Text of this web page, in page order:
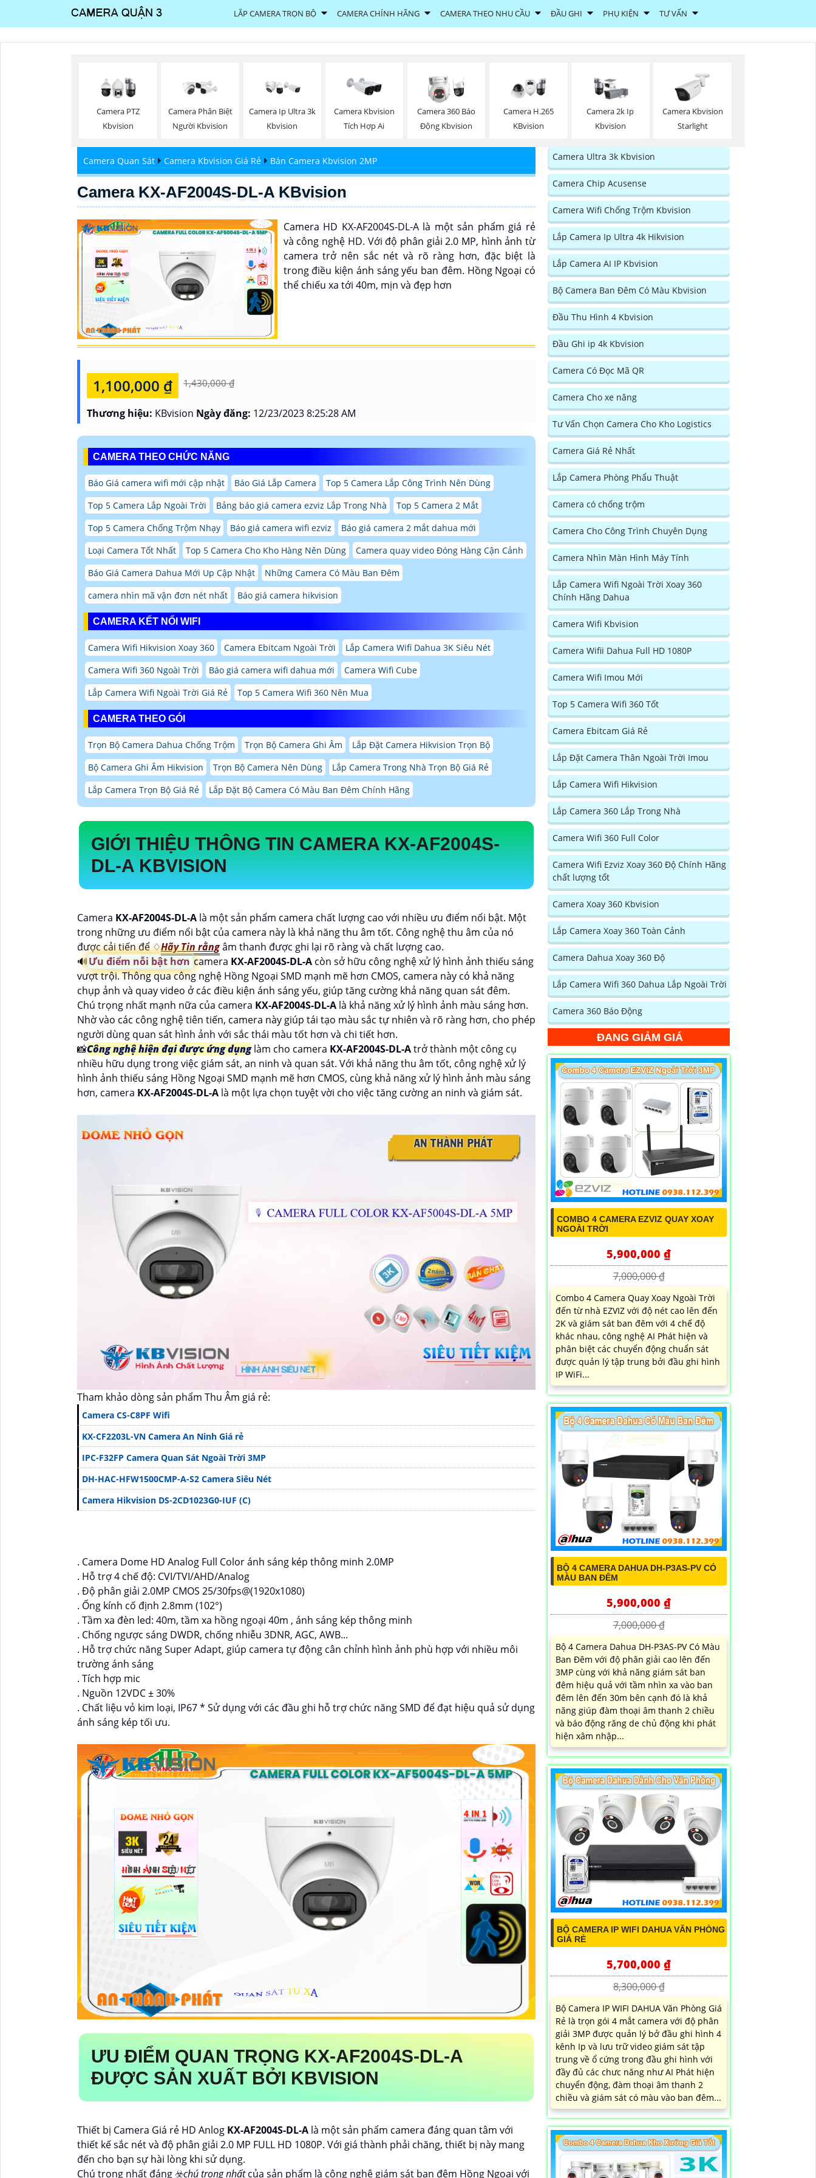
LẮP CAMERA TRỌN BỘ CAMERA CHÍNH HÃNG CAMERA THEO NHU CẦU ĐẦU GHI PHỤ KIỆN TƯ VẤN
Camera PTZ
Kbvision
Camera Phân Biệt
Người Kbvision
Camera Ip Ultra 3k
Kbvision
Camera Kbvision
Tích Hợp Ai
Camera 360 Báo
Động Kbvision
Camera H.265
KBvision
Camera 2k Ip
Kbvision
Camera Kbvision
Starlight
Camera Quan Sát Camera Kbvision Giá Rẻ Bán Camera Kbvision 2MP
Camera KX-AF2004S-DL-A KBvision
Camera HD KX-AF2004S-DL-A là một sản phẩm giá rẻ
và công nghệ HD. Với độ phân giải 2.0 MP, hình ảnh từ
camera trở nên sắc nét và rõ ràng hơn, đặc biệt là
trong điều kiện ánh sáng yếu ban đêm. Hồng Ngoại có
thể chiếu xa tới 40m, mịn và đẹp hơn
1,100,000 ₫ 1,430,000 ₫
Thương hiệu: KBvision Ngày đăng: 12/23/2023 8:25:28 AM
CAMERA THEO CHỨC NĂNG
Báo Giá camera wifi mới cập nhật Báo Giá Lắp Camera
Top 5 Camera Lắp Công Trình Nên Dùng
Top 5 Camera Lắp Ngoài Trời
Bảng báo giá camera ezviz Lắp Trong Nhà
Top 5 Camera 2 Mắt
Top 5 Camera Chống Trộm Nhạy
Báo giá camera wifi ezviz
Báo giá camera 2 mắt dahua mới
Loại Camera Tốt Nhất
Top 5 Camera Cho Kho Hàng Nên Dùng
Camera quay video Đóng Hàng Cận Cảnh
Báo Giá Camera Dahua Mới Up Cập Nhật
Những Camera Có Màu Ban Đêm
camera nhìn mã vận đơn nét nhất
Báo giá camera hikvision
CAMERA KẾT NỐI WIFI
Camera Wifi Hikvision Xoay 360 Camera Ebitcam Ngoài Trời
Lắp Camera Wifi Dahua 3K Siêu Nét
Camera Wifi 360 Ngoài Trời
Báo giá camera wifi dahua mới
Camera Wifi Cube
Lắp Camera Wifi Ngoài Trời Giá Rẻ
Top 5 Camera Wifi 360 Nên Mua
CAMERA THEO GÓI
Trọn Bộ Camera Dahua Chống Trộm Trọn Bộ Camera Ghi Âm
Lắp Đặt Camera Hikvision Trọn Bộ
Bộ Camera Ghi Âm Hikvision
Trọn Bộ Camera Nên Dùng
Lắp Camera Trong Nhà Trọn Bộ Giá Rẻ
Lắp Camera Trọn Bộ Giá Rẻ
Lắp Đặt Bộ Camera Có Màu Ban Đêm Chính Hãng
GIỚI THIỆU THÔNG TIN CAMERAKX-AF2004S-
DL-AKBVISION
Camera KX-AF2004S-DL-A là một sản phẩm camera chất lượng cao với nhiều ưu điểm nổi bật. Một
trong những ưu điểm nổi bật của camera này là khả năng thu âm tốt. Công nghệ thu âm của nó
được cải tiến để ♢Hãy Tin rằngâm thanh được ghi lại rõ ràng và chất lượng cao.
🔊Ưu điểm nỗi bật hơn camera KX-AF2004S-DL-A còn sở hữu công nghệ xử lý hình ảnh thiếu sáng
vượt trội. Thông qua công nghệ Hồng Ngoại SMD mạnh mẽ hơn CMOS, camera này có khả năng
chụp ảnh và quay video ở các điều kiện ánh sáng yếu, giúp tăng cường khả năng quan sát đêm.
Chú trọng nhất mạnh nữa của camera KX-AF2004S-DL-A là khả năng xử lý hình ảnh màu sáng hơn.
Nhờ vào các công nghệ tiên tiến, camera này giúp tái tạo màu sắc tự nhiên và rõ ràng hơn, cho phép
người dùng quan sát hình ảnh với sắc thái màu tốt hơn và chi tiết hơn.
📸Công nghệ hiện đại được ứng dụnglàm cho camera KX-AF2004S-DL-Atrở thành một công cụ
nhiều hữu dụng trong việc giám sát, an ninh và quan sát. Với khả năng thu âm tốt, công nghệ xử lý
hình ảnh thiếu sáng Hồng Ngoại SMD mạnh mẽ hơn CMOS, cùng khả năng xử lý hình ảnh màu sáng
hơn, camera KX-AF2004S-DL-A là một lựa chọn tuyệt vời cho việc tăng cường an ninh và giám sát.
Tham khảo dòng sản phẩm Thu Âm giá rẻ:
Camera CS-C8PF Wifi
KX-CF2203L-VN Camera An Ninh Giá rẻ
IPC-F32FP Camera Quan Sát Ngoài Trời 3MP
DH-HAC-HFW1500CMP-A-S2 Camera Siêu Nét
Camera Hikvision DS-2CD1023G0-IUF (C)
. Camera Dome HD Analog Full Color ánh sáng kép thông minh 2.0MP
. Hỗ trợ 4 chế độ: CVI/TVI/AHD/Analog
. Độ phân giải 2.0MP CMOS 25/30fps@(1920x1080)
. Ống kính cố định 2.8mm (102°)
. Tầm xa đèn led: 40m, tầm xa hồng ngoại 40m , ánh sáng kép thông minh
. Chống ngược sáng DWDR, chống nhiễu 3DNR, AGC, AWB...
. Hỗ trợ chức năng Super Adapt, giúp camera tự động cân chỉnh hình ảnh phù hợp với nhiều môi
trường ánh sáng
. Tích hợp mic
. Nguồn 12VDC ± 30%
. Chất liệu vỏ kim loại, IP67 * Sử dụng với các đầu ghi hỗ trợ chức năng SMD để đạt hiệu quả sử dụng
ánh sáng kép tối ưu.
ƯU ĐIỂM QUAN TRỌNG KX-AF2004S-DL-A
ĐƯỢC SẢN XUẤT BỞI KBVISION
Thiết bị Camera Giá rẻ HD Anlog KX-AF2004S-DL-A là một sản phẩm camera đáng quan tâm với
thiết kế sắc nét và độ phân giải 2.0 MP FULL HD 1080P. Với giá thành phải chăng, thiết bị này mang
đến cho bạn sự hài lòng khi sử dụng.
Chú trọng nhất đáng ☣️chú trọng nhấtcủa sản phẩm là công nghệ giám sát ban đêm Hồng Ngoại với
Camera Ultra 3k Kbvision
Camera Chip Acusense
Camera Wifi Chống Trộm Kbvision
Lắp Camera Ip Ultra 4k Hikvision
Lắp Camera AI IP Kbvision
Bộ Camera Ban Đêm Có Màu Kbvision
Đầu Thu Hình 4 Kbvision
Đầu Ghi ip 4k Kbvision
Camera Có Đọc Mã QR
Camera Cho xe nâng
Tư Vấn Chọn Camera Cho Kho Logistics
Camera Giá Rẻ Nhất
Lắp Camera Phòng Phẩu Thuật
Camera có chống trộm
Camera Cho Công Trình Chuyên Dụng
Camera Nhìn Màn Hình Máy Tính
Lắp Camera Wifi Ngoài Trời Xoay 360
Chính Hãng Dahua
Camera Wifi Kbvision
Camera Wifii Dahua Full HD 1080P
Camera Wifi Imou Mới
Top 5 Camera Wifi 360 Tốt
Camera Ebitcam Giá Rẻ
Lắp Đặt Camera Thân Ngoài Trời Imou
Lắp Camera Wifi Hikvision
Lắp Camera 360 Lắp Trong Nhà
Camera Wifi 360 Full Color
Camera Wifi Ezviz Xoay 360 Độ Chính Hãng
chất lượng tốt
Camera Xoay 360 Kbvision
Lắp Camera Xoay 360 Toàn Cảnh
Camera Dahua Xoay 360 Độ
Lắp Camera Wifi 360 Dahua Lắp Ngoài Trời
Camera 360 Báo Động
ĐANG GIẢM GIÁ
COMBO 4 CAMERA EZVIZ QUAY XOAY
NGOÀI TRỜI
5,900,000 ₫
7,000,000 ₫
Combo 4 Camera Quay Xoay Ngoài Trời
đến từ nhà EZVIZ với độ nét cao lên đến
2K và giám sát ban đêm với 4 chế độ
khác nhau, công nghệ AI Phát hiện và
phân biệt các chuyển động chuẩn sát
được quản lý tập trung bởi đầu ghi hình
IP WiFi...
BỘ 4 CAMERA DAHUA DH-P3AS-PV CÓ
MÀU BAN ĐÊM
5,900,000 ₫
7,000,000 ₫
Bộ 4 Camera Dahua DH-P3AS-PV Có Màu
Ban Đêm với độ phân giải cao lên đến
3MP cùng với khả năng giám sát ban
đêm hiệu quả với tầm nhìn xa vào ban
đêm lên đến 30m bên cạnh đó là khả
năng giúp đàm thoại âm thanh 2 chiều
và báo động răng de chủ động khi phát
hiện xâm nhập...
BỘ CAMERA IP WIFI DAHUA VĂN PHÒNG
GIÁ RẺ
5,700,000 ₫
8,300,000 ₫
Bộ Camera IP WIFI DAHUA Văn Phòng Giá
Rẻ là trọn gói 4 mắt camera với độ phân
giải 3MP được quản lý bở đầu ghi hình 4
kênh Ip và lưu trữ video giám sát tập
trung về ổ cứng trong đầu ghi hình với
đầy đủ các chưc năng như AI Phát hiện
chuyển động, đàm thoại âm thanh 2
chiều và giám sát có màu vào ban đêm...